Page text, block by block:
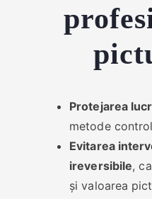
Protejarea
metode
Evitarea
ireversibile,
și valoarea